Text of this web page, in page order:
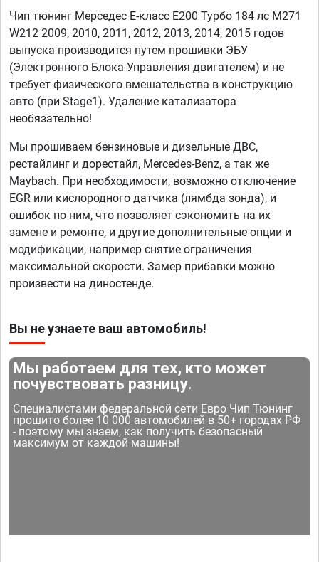
Чип тюнинг Мерседес Е-класс E200 Турбо 184 лс M271
W212 2009, 2010, 2011, 2012, 2013, 2014, 2015 годов
выпуска производится путем прошивки ЭБУ
(Электронного Блока Управления двигателем) и не
требует физического вмешательства в конструкцию
авто (при Stage1). Удаление катализатора
необязательно!
Мы прошиваем бензиновые и дизельные ДВС,
рестайлинг и дорестайл, Mercedes-Benz, а так же
Maybach. При необходимости, возможно отключение
EGR или кислородного датчика (лямбда зонда), и
ошибок по ним, что позволяет сэкономить на их
замене и ремонте, и другие дополнительные опции и
модификации, например снятие ограничения
максимальной скорости. Замер прибавки можно
произвести на диностенде.
Вы не узнаете ваш автомобиль!
Мы работаем для тех, кто может
почувствовать разницу.
Специалистами федеральной сети Евро Чип Тюнинг
прошито более 10 000 автомобилей в 50+ городах РФ
- поэтому мы знаем, как получить безопасный
максимум от каждой машины!